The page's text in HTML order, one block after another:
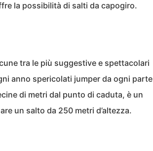
la possibilità di salti da capogiro.
tra le più suggestive e spettacolari
anno spericolati jumper da ogni parte
di metri dal punto di caduta, è un
un salto da 250 metri d’altezza.